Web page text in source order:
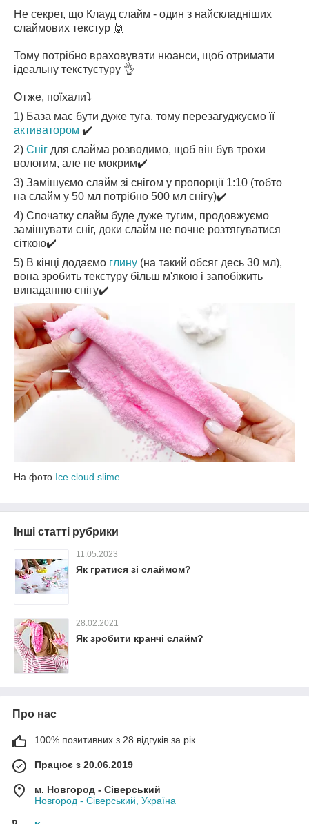
Не секрет, що Клауд слайм - один з найскладніших
слаймових текстур 🙌
Тому потрібно враховувати нюанси, щоб отримати
ідеальну текстустуру 👌
Отже, поїхали⤵️
1) База має бути дуже туга, тому перезагуджуємо її
активатором ✔️
2) Сніг для слайма розводимо, щоб він був трохи
вологим, але не мокрим✔️
3) Замішуємо слайм зі снігом у пропорції 1:10 (тобто
на слайм у 50 мл потрібно 500 мл снігу)✔️
4) Спочатку слайм буде дуже тугим, продовжуємо
замішувати сніг, доки слайм не почне розтягуватися
сіткою✔️
5) В кінці додаємо глину (на такий обсяг десь 30 мл),
вона зробить текстуру більш м'якою і запобіжить
випаданню снігу✔️
На фото Ice cloud slime
Інші статті рубрики
11.05.2023
Як гратися зі слаймом?
28.02.2021
Як зробити кранчі слайм?
Про нас
100% позитивних з 28 відгуків за рік
Працює з 20.06.2019
м. Новгород - Сіверський
Новгород - Сіверський, Україна